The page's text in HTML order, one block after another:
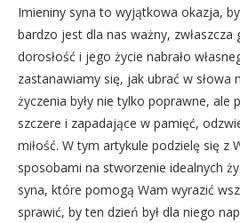
Imieniny syna to wyjątkowa okazja,
bardzo jest dla nas ważny, zwłaszcza
dorosłość i jego życie nabrało
zastanawiamy się, jak ubrać w słowa
życzenia były nie tylko poprawne, ale
szczere i zapadające w pamięć,
miłość. W tym artykule podzielę się z
sposobami na stworzenie idealnych
syna, które pomogą Wam wyrazić
sprawić, by ten dzień był dla niego